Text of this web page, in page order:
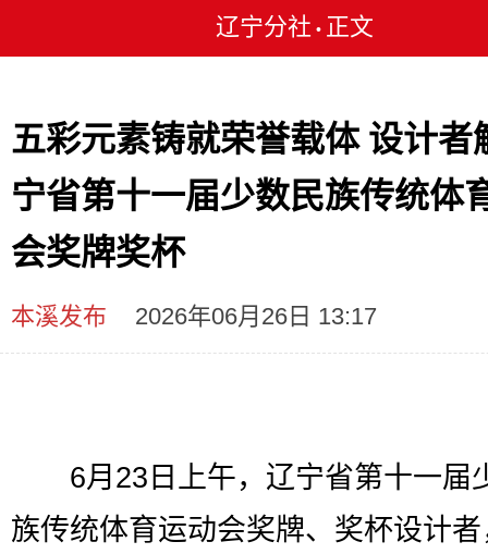
辽宁分社 • 正文
五彩元素铸就荣誉载体 设计者
宁省第十一届少数民族传统体
会奖牌奖杯
本溪发布 2026年06月26日 13:17
6月23日上午，辽宁省第十一届
族传统体育运动会奖牌、奖杯设计